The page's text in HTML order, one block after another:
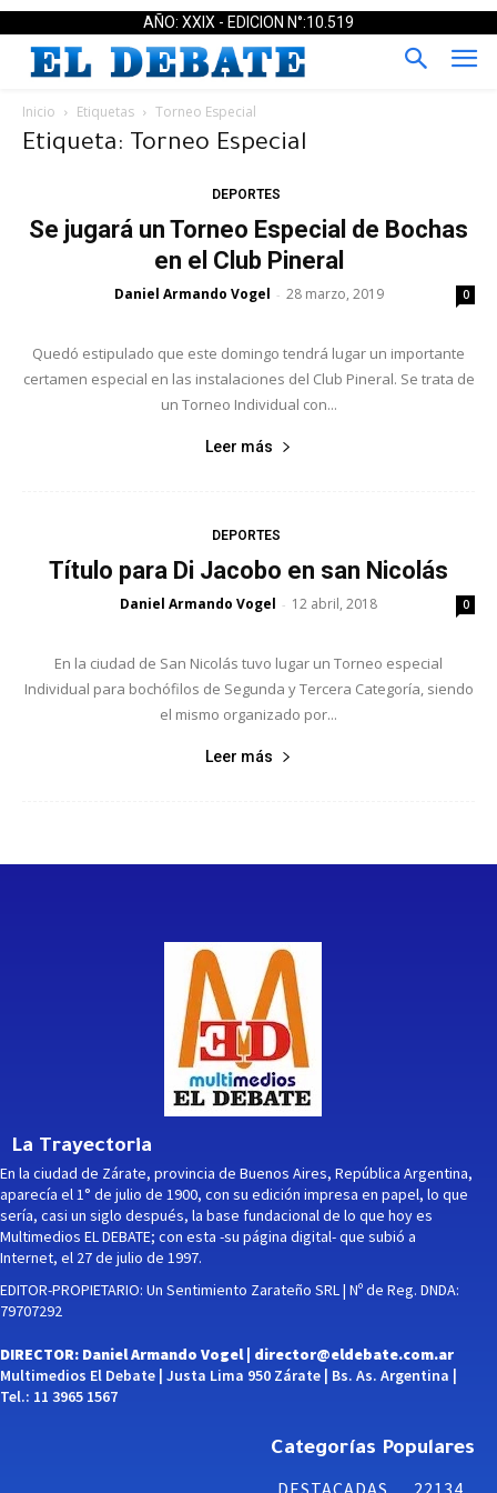
AÑO: XXIX - EDICION N°:10.519
Inicio Etiquetas Torneo Especial
Etiqueta: Torneo Especial
DEPORTES
Se jugará un Torneo Especial de Bochas
en el Club Pineral
Daniel Armando Vogel - 28 marzo, 2019 0
Quedó estipulado que este domingo tendrá lugar un importante
certamen especial en las instalaciones del Club Pineral. Se trata de
un Torneo Individual con...
Leer más
DEPORTES
Título para Di Jacobo en san Nicolás
Daniel Armando Vogel - 12 abril, 2018 0
En la ciudad de San Nicolás tuvo lugar un Torneo especial
Individual para bochófilos de Segunda y Tercera Categoría, siendo
el mismo organizado por...
Leer más
La Trayectoria
En la ciudad de Zárate, provincia de Buenos Aires, República Argentina,
aparecía el 1° de julio de 1900, con su edición impresa en papel, lo que
sería, casi un siglo después, la base fundacional de lo que hoy es
Multimedios EL DEBATE; con esta -su página digital- que subió a
Internet, el 27 de julio de 1997.
EDITOR-PROPIETARIO: Un Sentimiento Zarateño SRL | Nº de Reg. DNDA:
79707292
DIRECTOR: Daniel Armando Vogel | director@eldebate.com.ar
Multimedios El Debate | Justa Lima 950 Zárate | Bs. As. Argentina |
Tel.: 11 3965 1567
Categorías Populares
DESTACADAS
22134